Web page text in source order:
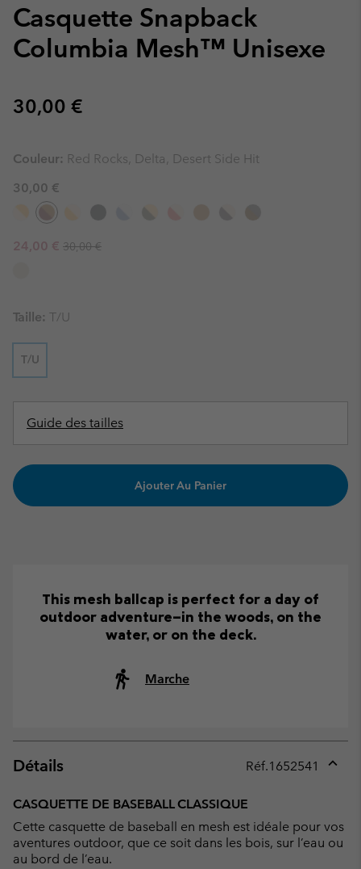
Casquette Snapback
Columbia Mesh™ Unisexe
Regular price:
30,00 €
Couleur: Red Rocks, Delta, Desert Side Hit
30,00 €
Sale price:
24,00 € Regular price:
30,00 €
Taille: T/U
T/U
Guide des tailles
Ajouter Au Panier
This mesh ballcap is perfect for a day of
outdoor adventure—in the woods, on the
water, or on the deck.
Marche
Détails Réf.1652541
CASQUETTE DE BASEBALL CLASSIQUE
Cette casquette de baseball en mesh est idéale pour vos
aventures outdoor, que ce soit dans les bois, sur l’eau ou
au bord de l’eau.